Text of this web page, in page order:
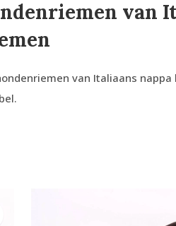
van
van Italiaans